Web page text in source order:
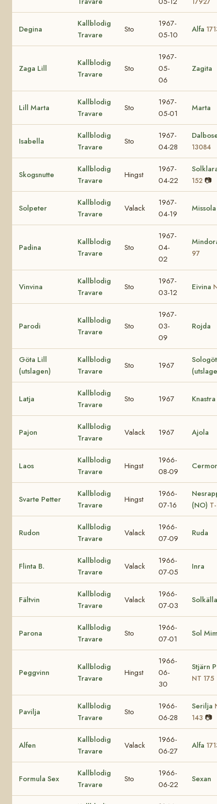
Degina
Kallblodig
Travare
Sto
1967-
05-10
Alfa
Zaga Lill
Kallblodig
Travare
Sto
1967-
05-
06
Zagita
Lill Marta
Kallblodig
Travare
Sto
1967-
05-01
Marta
Isabella
Kallblodig
Travare
Sto
1967-
04-28
13084
Skogsnutte
Kallblodig
Travare
Hingst
1967-
04-22
152 📷
Solpeter
Kallblodig
Travare
Valack
1967-
04-19
Missola
Padina
Kallblodig
Travare
Sto
1967-
04-
02
97
Vinvina
Kallblodig
Travare
Sto
1967-
03-12
Eivina
Parodi
Kallblodig
Travare
Sto
1967-
03-
09
Rojda
Göta Lill
(utslagen)
Kallblodig
Travare
Sto 1967
Latja
Kallblodig
Travare
Sto 1967 Knastra
Pajon
Kallblodig
Travare
Valack 1967 Ajola
Laos
Kallblodig
Travare
Hingst
1966-
08-09
Svarte Petter
Kallblodig
Travare
Hingst
1966-
07-16
(NO)
Rudon
Kallblodig
Travare
Valack
1966-
07-09
Ruda
Flinta B.
Kallblodig
Travare
Valack
1966-
07-05
Inra
Fältvin
Kallblodig
Travare
Valack
1966-
07-03
Solkälla
Parona
Kallblodig
Travare
Sto
1966-
07-01
Sol
Peggvinn
Kallblodig
Travare
Hingst
1966-
06-
30
Stjärn
NT 175
Pavilja
Kallblodig
Travare
Sto
1966-
06-28
Serilja
143 📷
Alfen
Kallblodig
Travare
Valack
1966-
06-27
Alfa
Formula Sex
Kallblodig
Travare
Sto
1966-
06-22
Sexan